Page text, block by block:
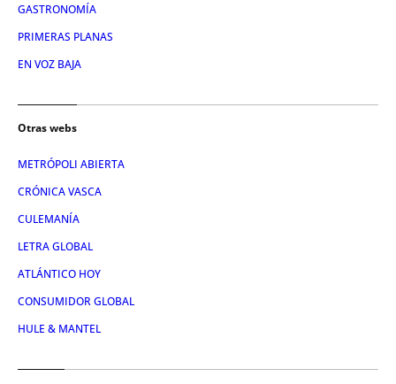
GASTRONOMÍA
PRIMERAS PLANAS
EN VOZ BAJA
Otras webs
METRÓPOLI ABIERTA
CRÓNICA VASCA
CULEMANÍA
LETRA GLOBAL
ATLÁNTICO HOY
CONSUMIDOR GLOBAL
HULE & MANTEL